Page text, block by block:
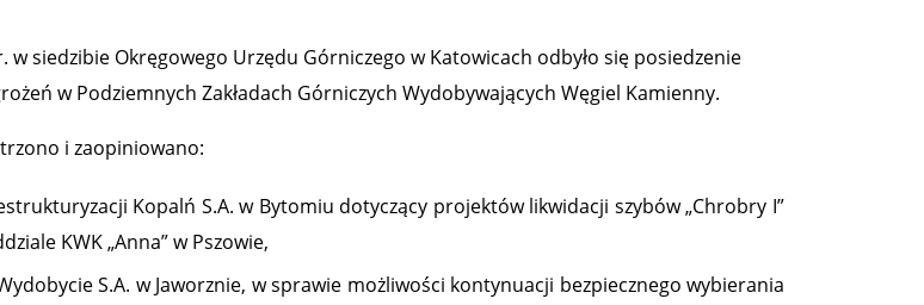
w siedzibie Okręgowego Urzędu Górniczego w Katowicach odbyło się posiedzenie
w Podziemnych Zakładach Górniczych Wydobywających Węgiel Kamienny.
i zaopiniowano:
Kopalń S.A. w Bytomiu dotyczący projektów likwidacji szybów „Chrobry I”
KWK „Anna” w Pszowie,
S.A. w Jaworznie, w sprawie możliwości kontynuacji bezpiecznego wybierania